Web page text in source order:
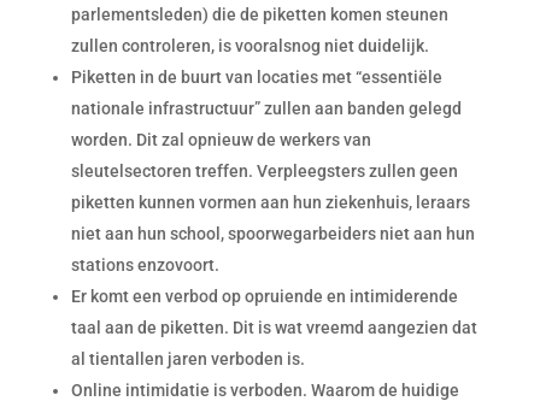
parlementsleden) die de piketten komen steunen
zullen controleren, is vooralsnog niet duidelijk.
Piketten in de buurt van locaties met “essentiële
nationale infrastructuur” zullen aan banden gelegd
worden. Dit zal opnieuw de werkers van
sleutelsectoren treffen. Verpleegsters zullen geen
piketten kunnen vormen aan hun ziekenhuis, leraars
niet aan hun school, spoorwegarbeiders niet aan hun
stations enzovoort.
Er komt een verbod op opruiende en intimiderende
taal aan de piketten. Dit is wat vreemd aangezien dat
al tientallen jaren verboden is.
Online intimidatie is verboden. Waarom de huidige